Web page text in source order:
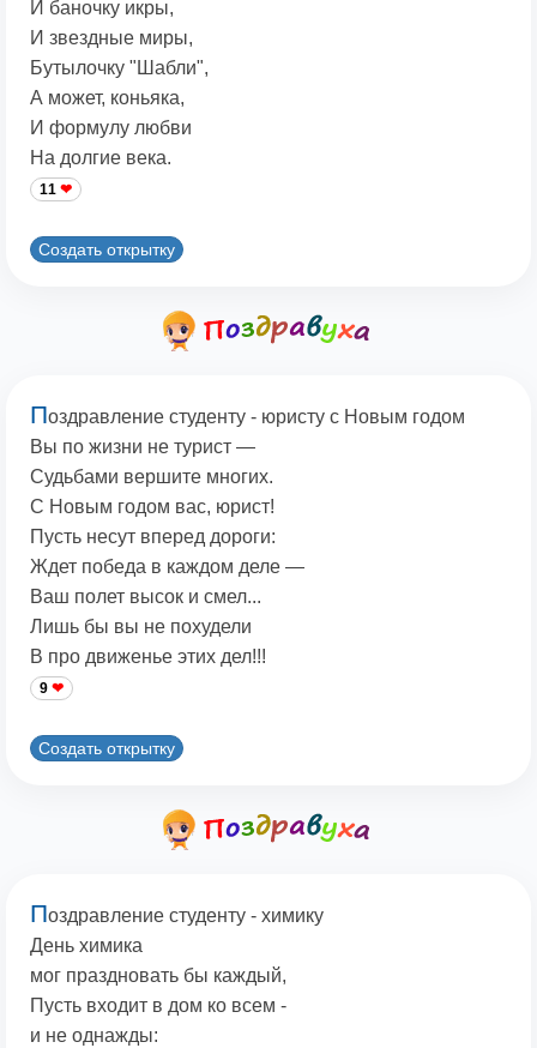
И баночку икры,
И звездные миры,
Бутылочку "Шабли",
А может, коньяка,
И формулу любви
На долгие века.
11
Создать открытку
Поздравление студенту - юристу с Новым годом
Вы по жизни не турист —
Судьбами вершите многих.
С Новым годом вас, юрист!
Пусть несут вперед дороги:
Ждет победа в каждом деле —
Ваш полет высок и смел...
Лишь бы вы не похудели
В про движенье этих дел!!!
9
Создать открытку
Поздравление студенту - химику
День химика
мог праздновать бы каждый,
Пусть входит в дом ко всем -
и не однажды: